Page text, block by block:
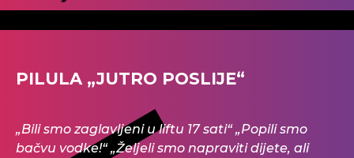
PILULA „JUTRO POSLIJE“
„Bili smo zaglavljeni u liftu 17 sati“ „Popili smo
bačvu vodke!“ „Željeli smo napraviti dijete, ali